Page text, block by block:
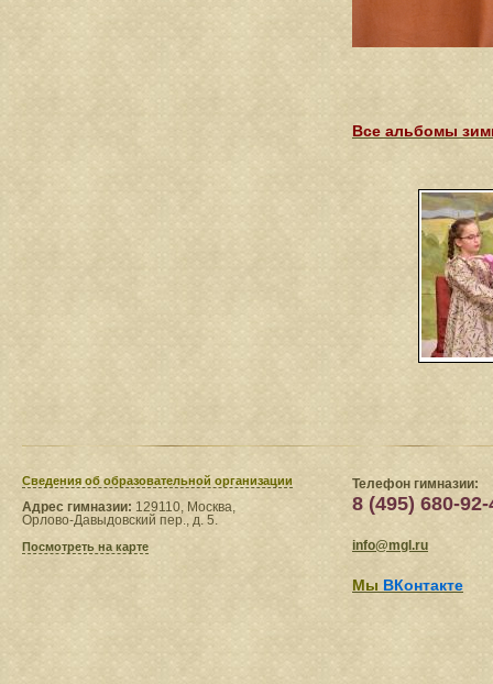
Все альбомы
Сведения​ об образовательной организации
Адрес гимназии: 129110, Москва,
Орлово-Давыдовский пер., д. 5.
Посмотреть на карте
Телефон гимназии:
8 (495) 680-92-
info@mgl.ru
Мы ВКонтакте